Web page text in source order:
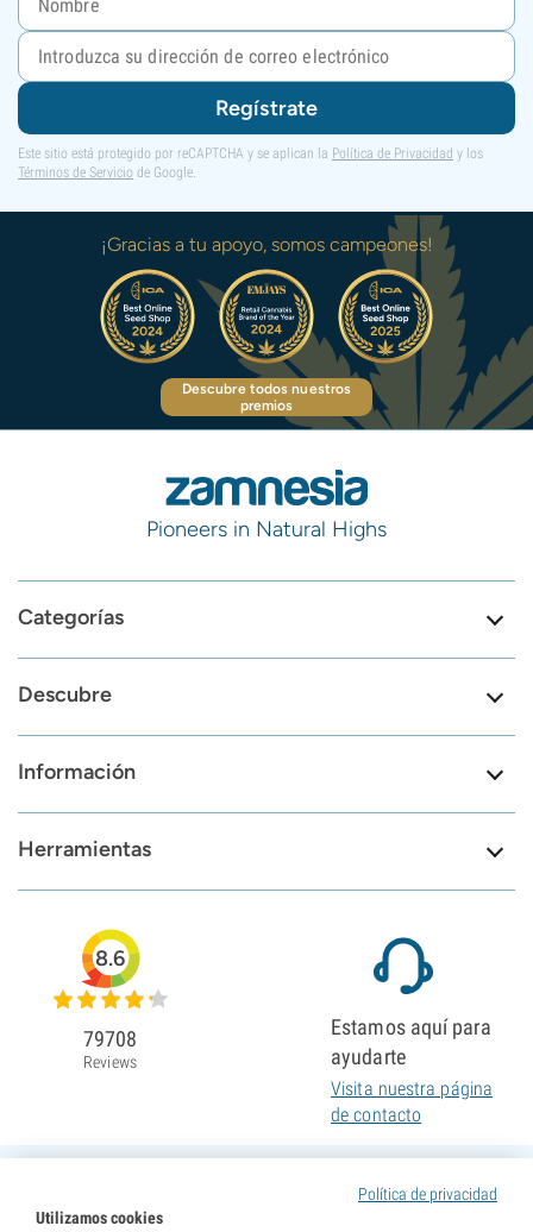
Regístrate
Este sitio está protegido por reCAPTCHA y se aplican la Política de Privacidad y los
Términos de Servicio de Google.
¡Gracias a tu apoyo, somos campeones!
Descubre todos nuestros
premios
Pioneers in Natural Highs
Categorías
Descubre
Información
Herramientas
Política de privacidad
Utilizamos cookies
8.6
79708
Reviews
Estamos aquí para
ayudarte
Visita nuestra página
de contacto